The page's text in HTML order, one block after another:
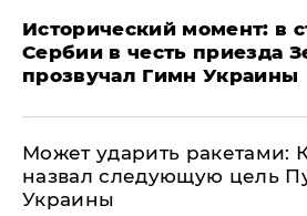
Исторический момент: в
Сербии в честь приезда
прозвучал Гимн Украины
Может ударить ракетами:
назвал следующую цель
Украины